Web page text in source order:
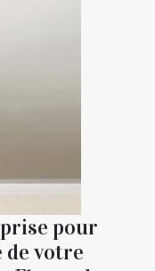
pour
votre